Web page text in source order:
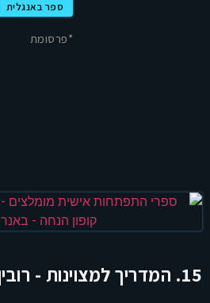
ספר באנגלית
*פרסומת
15. המדריך למצוינות - רובין שארמה